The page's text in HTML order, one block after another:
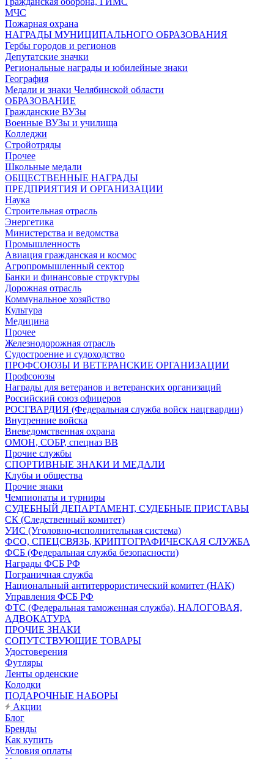
МЧС
Пожарная охрана
НАГРАДЫ МУНИЦИПАЛЬНОГО ОБРАЗОВАНИЯ
Гербы городов и регионов
Депутатские значки
Региональные награды и юбилейные знаки
География
Медали и знаки Челябинской области
ОБРАЗОВАНИЕ
Гражданские ВУЗы
Военные ВУЗы и училища
Колледжи
Стройотряды
Прочее
Школьные медали
ОБЩЕСТВЕННЫЕ НАГРАДЫ
ПРЕДПРИЯТИЯ И ОРГАНИЗАЦИИ
Наука
Строительная отрасль
Энергетика
Министерства и ведомства
Промышленность
Авиация гражданская и космос
Агропромышленный сектор
Банки и финансовые структуры
Дорожная отрасль
Коммунальное хозяйство
Культура
Медицина
Прочее
Железнодорожная отрасль
Судостроение и судоходство
ПРОФСОЮЗЫ И ВЕТЕРАНСКИЕ ОРГАНИЗАЦИИ
Профсоюзы
Награды для ветеранов и ветеранских организаций
Российский союз офицеров
РОСГВАРДИЯ (Федеральная служба войск нацгвардии)
Внутренние войска
Вневедомственная охрана
ОМОН, СОБР, спецназ ВВ
Прочие службы
СПОРТИВНЫЕ ЗНАКИ И МЕДАЛИ
Клубы и общества
Прочие знаки
Чемпионаты и турниры
СУДЕБНЫЙ ДЕПАРТАМЕНТ, СУДЕБНЫЕ ПРИСТАВЫ
СК (Следственный комитет)
УИС (Уголовно-исполнительная система)
ФСО, СПЕЦСВЯЗЬ, КРИПТОГРАФИЧЕСКАЯ СЛУЖБА
ФСБ (Федеральная служба безопасности)
Награды ФСБ РФ
Пограничная служба
Национальный антитеррористический комитет (НАК)
Управления ФСБ РФ
ФТС (Федеральная таможенная служба), НАЛОГОВАЯ,
АДВОКАТУРА
ПРОЧИЕ ЗНАКИ
СОПУТСТВУЮЩИЕ ТОВАРЫ
Удостоверения
Футляры
Ленты орденские
Колодки
ПОДАРОЧНЫЕ НАБОРЫ
Акции
Блог
Бренды
Как купить
Условия оплаты